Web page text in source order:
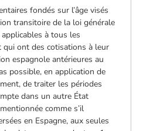
fondés sur l’âge visés
transitoire de la loi générale
à tous les
qui ont des cotisations à leur
espagnole antérieures au
possible, en application de
de traiter les périodes
dans un autre État
comme s’il
en Espagne, aux seules